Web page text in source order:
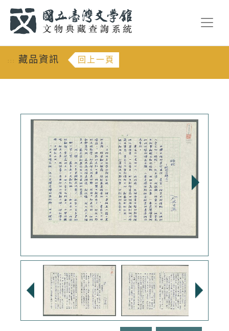
::: 藏品資訊 回上一頁